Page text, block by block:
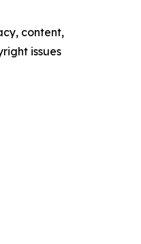
content,
issues